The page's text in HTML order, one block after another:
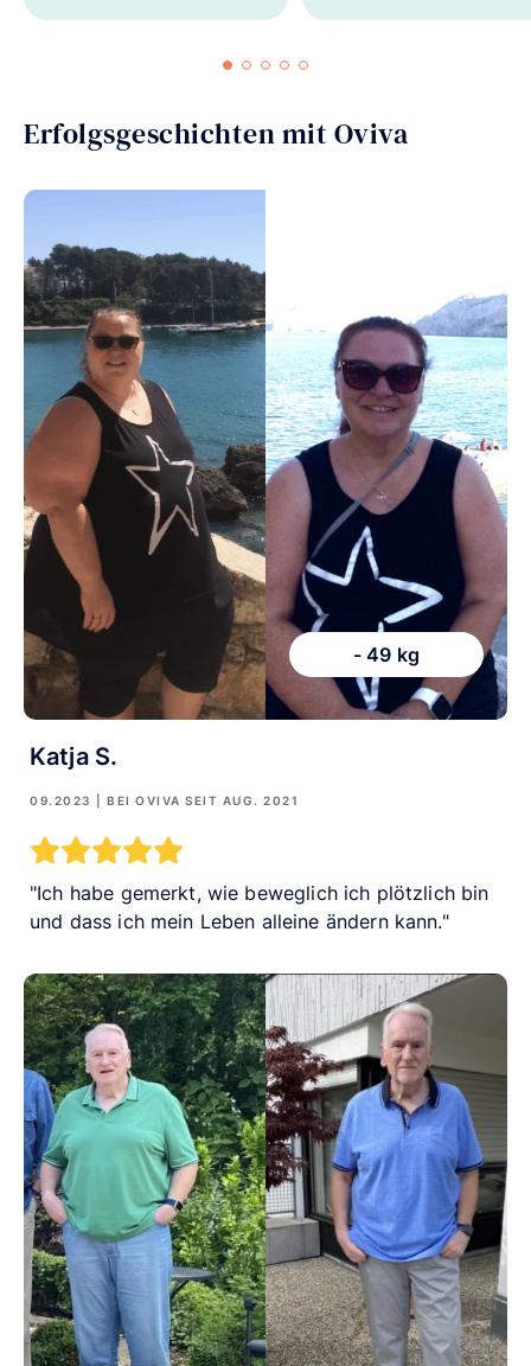
Erfolgsgeschichten mit Oviva
- 49 kg
Katja S.
09.2023 | BEI OVIVA SEIT AUG. 2021
Ich habe gemerkt, wie beweglich ich plötzlich bin
und dass ich mein Leben alleine ändern kann.